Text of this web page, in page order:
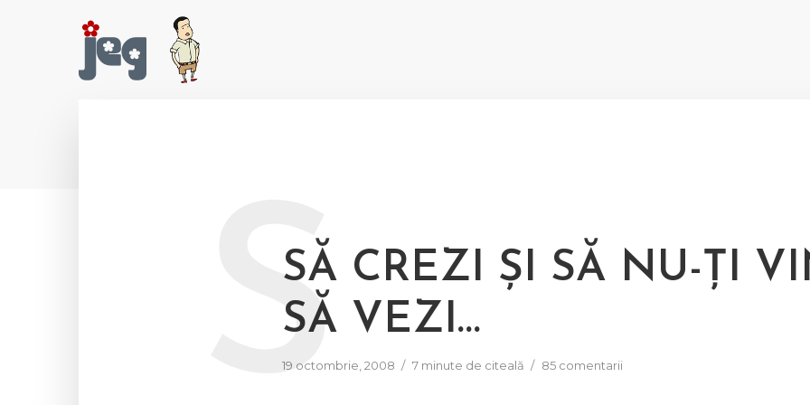
SĂ CREZI ȘI SĂ NU-ȚI
SĂ VEZI…
19 octombrie, 2008 7 minute de citeală 85 comentarii
S